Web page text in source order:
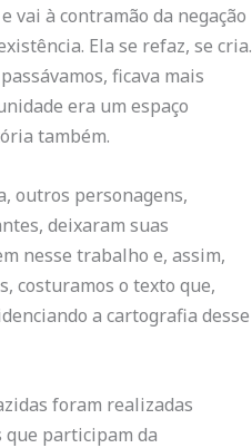
vai à contramão da negação
Ela se refaz, se cria.
ficava mais
era um espaço
também.
outros personagens,
deixaram suas
nesse trabalho e, assim,
costuramos o texto que,
a cartografia desse
foram realizadas
participam da